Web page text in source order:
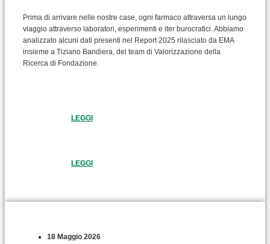
Prima di arrivare nelle nostre case, ogni farmaco attraversa un lungo
viaggio attraverso laboratori, esperimenti e iter burocratici. Abbiamo
analizzato alcuni dati presenti nel Report 2025 rilasciato da EMA
insieme a Tiziano Bandiera, del team di Valorizzazione della
Ricerca di Fondazione.
LEGGI
LEGGI
18 Maggio 2026